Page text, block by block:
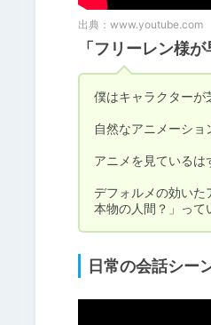
出典： www.youtube.com
「フリーレン様
僕はキャラクターが
自然なアニメーショ
アニメを見ているは
デフォルメの効いた
本物の人間？」って
日常の会話シー